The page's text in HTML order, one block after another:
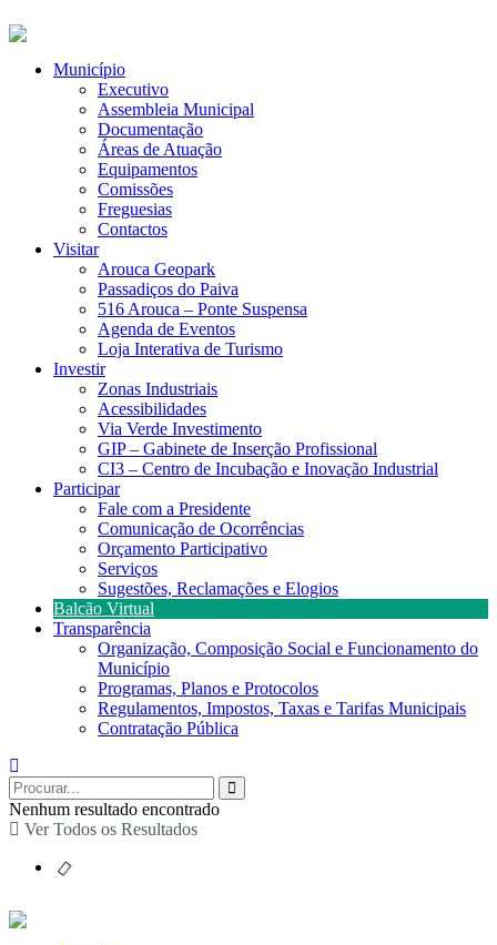
Município
Executivo
Assembleia Municipal
Documentação
Áreas de Atuação
Equipamentos
Comissões
Freguesias
Contactos
Visitar
Arouca Geopark
Passadiços do Paiva
516 Arouca – Ponte Suspensa
Agenda de Eventos
Loja Interativa de Turismo
Investir
Zonas Industriais
Acessibilidades
Via Verde Investimento
GIP – Gabinete de Inserção Profissional
CI3 – Centro de Incubação e Inovação Industrial
Participar
Fale com a Presidente
Comunicação de Ocorrências
Orçamento Participativo
Serviços
Sugestões, Reclamações e Elogios
Balcão Virtual
Transparência
Organização, Composição Social e Funcionamento do
Município
Programas, Planos e Protocolos
Regulamentos, Impostos, Taxas e Tarifas Municipais
Contratação Pública
Nenhum resultado encontrado
Ver Todos os Resultados